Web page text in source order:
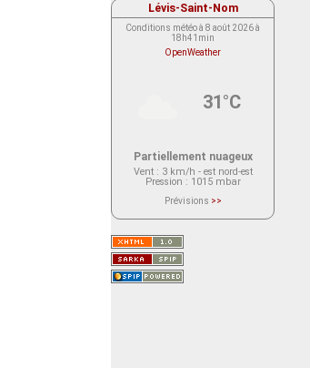
Lévis-Saint-Nom
Conditions météo à 8 août 2026 à
18h41min
OpenWeather
31°C
Partiellement nuageux
Vent: 3 km/h - est nord-est
Pression : 1015 mbar
Prévisions >>
actuellement aucune prévision
Saint-Nom.
Veuillez consulter le message du
service ci-dessous.
(401 - Invalid API key. Please see
https://openweathermap.org/faq#error401